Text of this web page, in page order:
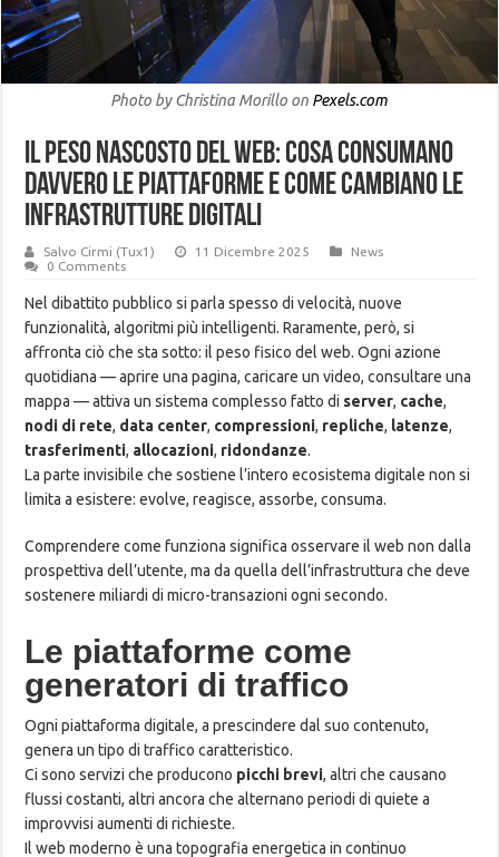
Photo by Christina Morillo on Pexels.com
Il peso nascosto del web: cosa consumano
davvero le piattaforme e come cambiano le
infrastrutture digitali
Salvo Cirmi (Tux1) 11 Dicembre 2025
News
0 Comments
Nel dibattito pubblico si parla spesso di velocità, nuove
funzionalità, algoritmi più intelligenti. Raramente, però, si
affronta ciò che sta sotto: il peso fisico del web. Ogni azione
quotidiana — aprire una pagina, caricare un video, consultare una
mappa — attiva un sistema complesso fatto di server, cache,
nodi di rete, data center, compressioni, repliche, latenze,
trasferimenti, allocazioni, ridondanze.
La parte invisibile che sostiene l’intero ecosistema digitale non si
limita a esistere: evolve, reagisce, assorbe, consuma.
Comprendere come funziona significa osservare il web non dalla
prospettiva dell’utente, ma da quella dell’infrastruttura che deve
sostenere miliardi di micro-transazioni ogni secondo.
Le piattaforme come
generatori di traffico
Ogni piattaforma digitale, a prescindere dal suo contenuto,
genera un tipo di traffico caratteristico.
Ci sono servizi che producono picchi brevi, altri che causano
flussi costanti, altri ancora che alternano periodi di quiete a
improvvisi aumenti di richieste.
Il web moderno è una topografia energetica in continuo